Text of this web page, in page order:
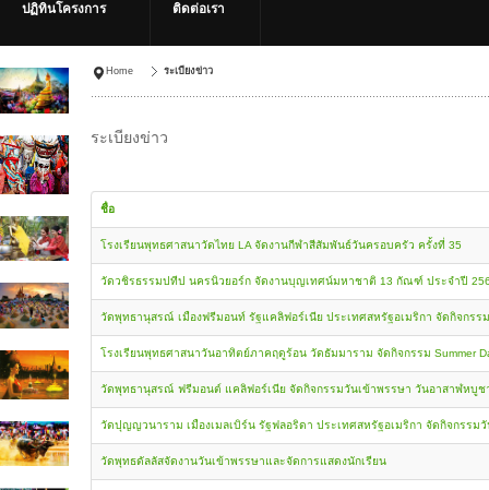
ปฏิทินโครงการ ติดต่อเรา
Home ระเบียงข่าว
ระเบียงข่าว
ชื่อ
โรงเรียนพุทธศาสนาวัดไทย LA จัดงานกีฬาสีสัมพันธ์วันครอบครัว ครั้งที่ 35
วัดวชิรธรรมปทีป นครนิวยอร์ก จัดงานบุญเทศน์มหาชาติ 13 กัณฑ์ ประจำปี
วัดพุทธานุสรณ์ เมืองฟรีมอนท์ รัฐแคลิฟอร์เนีย ประเทศสหรัฐอเมริกา จัดกิจกรร
โรงเรียนพุทธศาสนาวันอาทิตย์ภาคฤดูร้อน วัดธัมมาราม จัดกิจกรรม Summer
วัดพุทธานุสรณ์ ฟรีมอนต์ แคลิฟอร์เนีย จัดกิจกรรมวันเข้าพรรษา วันอาสาฬหบู
วัดปุญญวนาราม เมืองเมลเบิร์น รัฐฟลอริดา ประเทศสหรัฐอเมริกา จัดกิจกรรม
วัดพุทธดัลลัสจัดงานวันเข้าพรรษาและจัดการแสดงนักเรียน